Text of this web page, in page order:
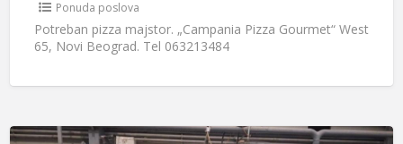
Ponuda poslova
Potreban pizza majstor. „Campania Pizza Gourmet“ West
65, Novi Beograd. Tel 063213484